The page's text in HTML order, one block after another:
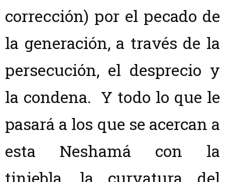
corrección) por el pecado de
la generación, a través de la
persecución, el desprecio y
la condena. Y todo lo que le
pasará a los que se acercan a
esta Neshamá con la